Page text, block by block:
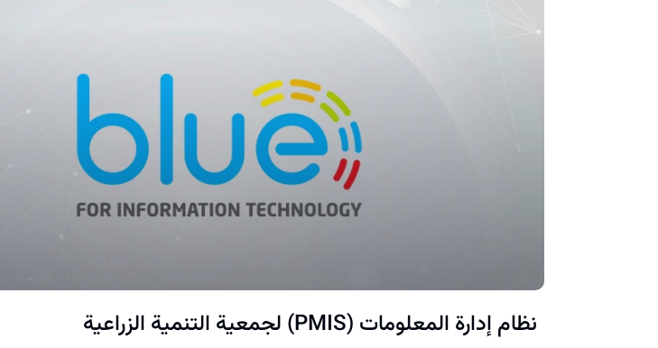
نظام إدارة المعلومات (PMIS) لجمعية التنمية الزراعية